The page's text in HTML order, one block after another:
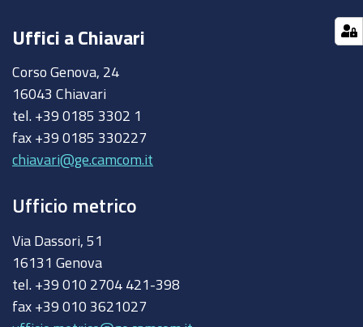
Uffici a Chiavari
Corso Genova, 24
16043 Chiavari
tel. +39 0185 3302 1
fax +39 0185 330227
chiavari@ge.camcom.it
Ufficio metrico
Via Dassori, 51
16131 Genova
tel. +39 010 2704 421-398
fax +39 010 3621027